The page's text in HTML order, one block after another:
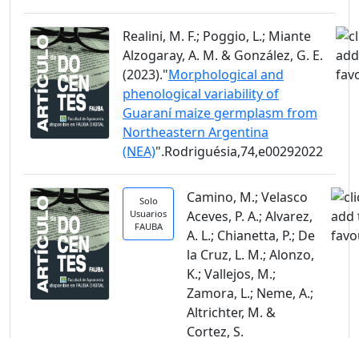
Realini, M. F.; Poggio, L.; Miante
Alzogaray, A. M. & González, G. E.
(2023)."Morphological and
phenological variability of
Guaraní maize germplasm from
Northeastern Argentina
(NEA)".Rodriguésia,74,e00292022
Solo
Usuarios
FAUBA
Camino, M.; Velasco
Aceves, P. A.; Alvarez,
A. L.; Chianetta, P.; De
la Cruz, L. M.; Alonzo,
K.; Vallejos, M.;
Zamora, L.; Neme, A.;
Altrichter, M. &
Cortez, S.